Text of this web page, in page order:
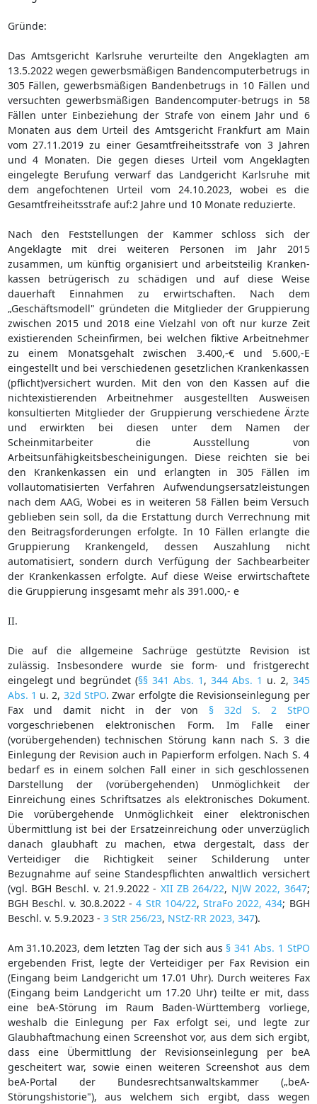
Gründe:
Das Amtsgericht Karlsruhe verurteilte den Angeklagten am
13.5.2022 wegen gewerbsmäßigen Bandencomputerbetrugs in
305 Fällen, gewerbsmäßigen Bandenbetrugs in 10 Fällen und
versuchten gewerbsmäßigen Bandencomputer-betrugs in 58
Fällen unter Einbeziehung der Strafe von einem Jahr und 6
Monaten aus dem Urteil des Amtsgericht Frankfurt am Main
vom 27.11.2019 zu einer Gesamtfreiheitsstrafe von 3 Jahren
und 4 Monaten. Die gegen dieses Urteil vom Angeklagten
eingelegte Berufung verwarf das Landgericht Karlsruhe mit
dem angefochtenen Urteil vom 24.10.2023, wobei es die
Gesamtfreiheitsstrafe auf:2 Jahre und 10 Monate reduzierte.
Nach den Feststellungen der Kammer schloss sich der
Angeklagte mit drei weiteren Personen im Jahr 2015
zusammen, um künftig organisiert und arbeitsteilig Kranken-
kassen betrügerisch zu schädigen und auf diese Weise
dauerhaft Einnahmen zu erwirtschaften. Nach dem
„Geschäftsmodell" gründeten die Mitglieder der Gruppierung
zwischen 2015 und 2018 eine Vielzahl von oft nur kurze Zeit
existierenden Scheinfirmen, bei welchen fiktive Arbeitnehmer
zu einem Monatsgehalt zwischen 3.400,-€ und 5.600,-E
eingestellt und bei verschiedenen gesetzlichen Krankenkassen
(pflicht)versichert wurden. Mit den von den Kassen auf die
nichtexistierenden Arbeitnehmer ausgestellten Ausweisen
konsultierten Mitglieder der Gruppierung verschiedene Ärzte
und erwirkten bei diesen unter dem Namen der
Scheinmitarbeiter die Ausstellung von
Arbeitsunfähigkeitsbescheinigungen. Diese reichten sie bei
den Krankenkassen ein und erlangten in 305 Fällen im
vollautomatisierten Verfahren Aufwendungsersatzleistungen
nach dem AAG, Wobei es in weiteren 58 Fällen beim Versuch
geblieben sein soll, da die Erstattung durch Verrechnung mit
den Beitragsforderungen erfolgte. In 10 Fällen erlangte die
Gruppierung Krankengeld, dessen Auszahlung nicht
automatisiert, sondern durch Verfügung der Sachbearbeiter
der Krankenkassen erfolgte. Auf diese Weise erwirtschaftete
die Gruppierung insgesamt mehr als 391.000,- e
II.
Die auf die allgemeine Sachrüge gestützte Revision ist
zulässig. Insbesondere wurde sie form- und fristgerecht
eingelegt und begründet (§§ 341 Abs. 1 , 344 Abs. 1 u. 2, 345
Abs. 1 u. 2, 32d StPO. Zwar erfolgte die Revisionseinlegung per
Fax und damit nicht in der von § 32d S. 2 StPO
vorgeschriebenen elektronischen Form. Im Falle einer
(vorübergehenden) technischen Störung kann nach S. 3 die
Einlegung der Revision auch in Papierform erfolgen. Nach S. 4
bedarf es in einem solchen Fall einer in sich geschlossenen
Darstellung der (vorübergehenden) Unmöglichkeit der
Einreichung eines Schriftsatzes als elektronisches Dokument.
Die vorübergehende Unmöglichkeit einer elektronischen
Übermittlung ist bei der Ersatzeinreichung oder unverzüglich
danach glaubhaft zu machen, etwa dergestalt, dass der
Verteidiger die Richtigkeit seiner Schilderung unter
Bezugnahme auf seine Standespflichten anwaltlich versichert
(vgl. BGH Beschl. v. 21.9.2022 - XII ZB 264/22, NJW 2022, 3647;
BGH Beschl. v. 30.8.2022 -4 StR 104/22, StraFo 2022, 434; BGH
Beschl. v. 5.9.2023 - 3 StR 256/23, NStZ-RR 2023, 347).
Am 31.10.2023, dem letzten Tag der sich aus § 341 Abs. 1 StPO
ergebenden Frist, legte der Verteidiger per Fax Revision ein
(Eingang beim Landgericht um 17.01 Uhr). Durch weiteres Fax
(Eingang beim Landgericht um 17.20 Uhr) teilte er mit, dass
eine beA-Störung im Raum Baden-Württemberg vorliege,
weshalb die Einlegung per Fax erfolgt sei, und legte zur
Glaubhaftmachung einen Screenshot vor, aus dem sich ergibt,
dass eine Übermittlung der Revisionseinlegung per beA
gescheitert war, sowie einen weiteren Screenshot aus dem
beA-Portal der Bundesrechtsanwaltskammer („beA-
Störungshistorie"), aus welchem sich ergibt, dass wegen